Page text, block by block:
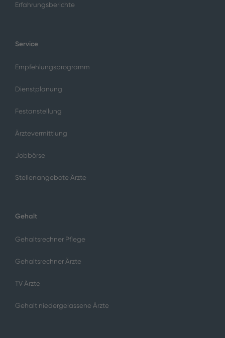
Erfahrungsberichte
Service
Empfehlungsprogramm
Dienstplanung
Festanstellung
Ärztevermittlung
Jobbörse
Stellenangebote Ärzte
Gehalt
Gehaltsrechner Pflege
Gehaltsrechner Ärzte
TV Ärzte
Gehalt niedergelassene Ärzte